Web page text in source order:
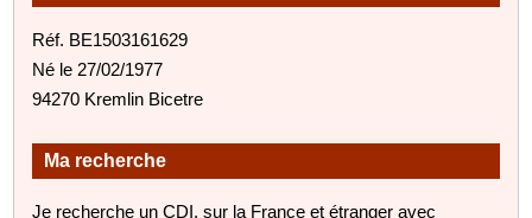
Réf. BE1503161629
Né le 27/02/1977
94270 Kremlin Bicetre
Ma recherche
Je recherche un CDI, sur la France et étranger avec